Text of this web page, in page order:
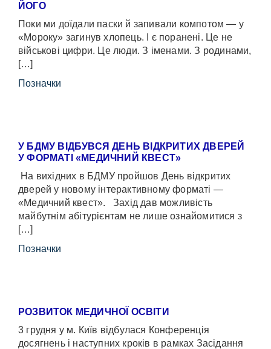
ЙОГО
Поки ми доїдали паски й запивали компотом — у
«Мороку» загинув хлопець. І є поранені. Це не
військові цифри. Це люди. З іменами. З родинами,
[…]
Позначки
У БДМУ ВІДБУВСЯ ДЕНЬ ВІДКРИТИХ ДВЕРЕЙ
У ФОРМАТІ «МЕДИЧНИЙ КВЕСТ»
На вихідних в БДМУ пройшов День відкритих
дверей у новому інтерактивному форматі —
«Медичний квест». Захід дав можливість
майбутнім абітурієнтам не лише ознайомитися з
[…]
Позначки
РОЗВИТОК МЕДИЧНОЇ ОСВІТИ
3 грудня у м. Київ відбулася Конференція
досягнень і наступних кроків в рамках Засідання